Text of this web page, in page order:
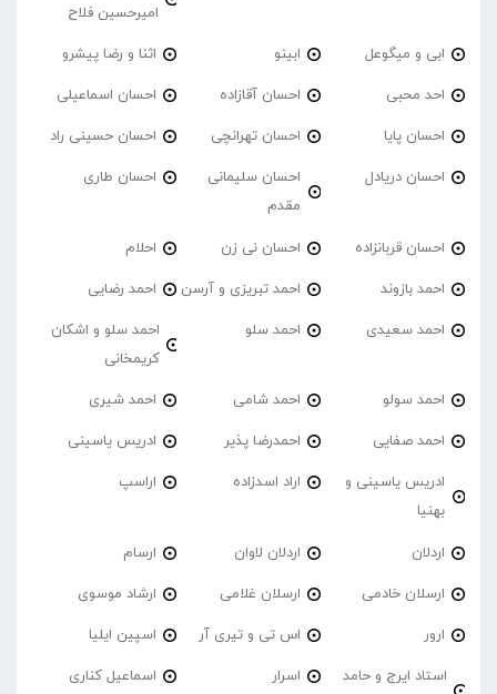
امیرحسین فلاح
ابی و میگوعل ابینو اثنا و رضا پیشرو
احد محبی احسان آقازاده احسان اسماعیلی
احسان پایا احسان تهرانچی احسان حسینی راد
احسان دریادل
احسان سلیمانی
مقدم
احسان طاری
احسان قربانزاده احسان نی زن احلام
احمد بازوند احمد تبریزی و آرسن احمد‌ رضایی
احمد سعیدی احمد سلو
احمد سلو و اشکان
کریمخانی
احمد سولو احمد شامی احمد شیری
احمد صفایی احمدرضا پذیر ادریس یاسینی
ادریس یاسینی و
بهنیا
اراد اسدزاده اراسپ
اردلان اردلان لاوان ارسام
ارسلان خادمی ارسلان غلامی ارشاد موسوی
ارور اس تی و تیری آر اسپین ایلیا
استاد ایرج و حامد
اسرار اسماعیل کناری